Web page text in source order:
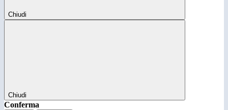
Chiudi
Chiudi
Conferma